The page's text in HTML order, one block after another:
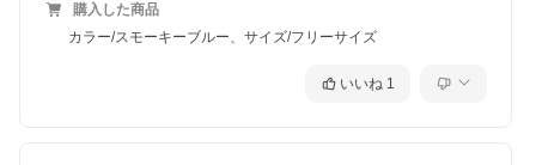
購入した商品
カラー/スモーキーブルー、サイズ/フリーサイズ
いいね 1